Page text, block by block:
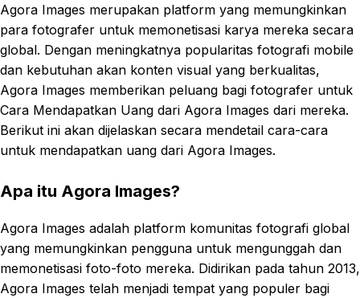
Agora Images merupakan platform yang memungkinkan
para fotografer untuk memonetisasi karya mereka secara
global. Dengan meningkatnya popularitas fotografi mobile
dan kebutuhan akan konten visual yang berkualitas,
Agora Images memberikan peluang bagi fotografer untuk
Cara Mendapatkan Uang dari Agora Images dari mereka.
Berikut ini akan dijelaskan secara mendetail cara-cara
untuk mendapatkan uang dari Agora Images.
Apa itu Agora Images?
Agora Images adalah platform komunitas fotografi global
yang memungkinkan pengguna untuk mengunggah dan
memonetisasi foto-foto mereka. Didirikan pada tahun 2013,
Agora Images telah menjadi tempat yang populer bagi